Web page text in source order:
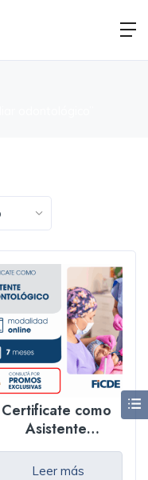
Certificate como
Asistente
Odontológico –
Online
Leer más